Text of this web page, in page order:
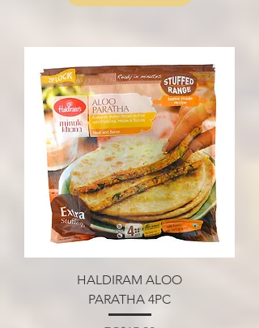
HALDIRAM ALOO
PARATHA 4PC